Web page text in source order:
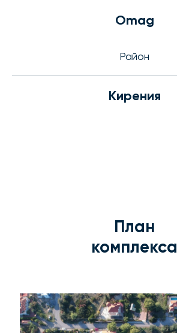
Omag
Район
Кирения
План
комплекса